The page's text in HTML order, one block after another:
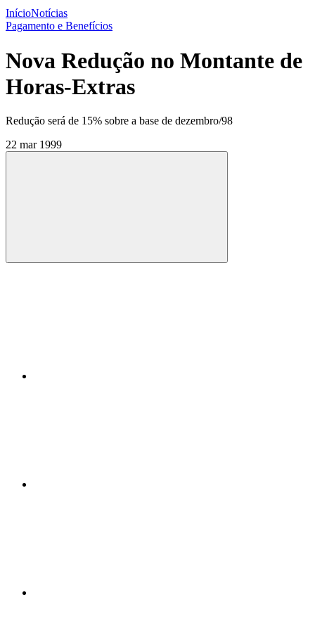
InícioNotícias
Pagamento e Benefícios
Nova Redução no Montante de
Horas-Extras
Redução será de 15% sobre a base de dezembro/98
22 mar 1999
Compartilhar